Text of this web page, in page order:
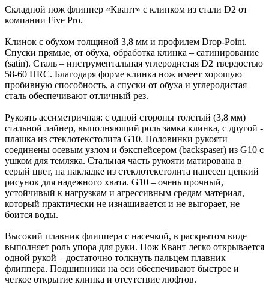
Складной нож флиппер «Квант» с клинком из стали D2 от
компании Five Pro.
Клинок с обухом толщиной 3,8 мм и профилем Drop-Point.
Спуски прямые, от обуха, обработка клинка – сатинирование
(satin). Сталь – инструментальная углеродистая D2 твердостью
58-60 HRC. Благодаря форме клинка нож имеет хорошую
пробивную способность, а спуски от обуха и углеродистая
сталь обеспечивают отличный рез.
Рукоять ассиметричная: с одной стороны толстый (3,8 мм)
стальной лайнер, выполняющий роль замка клинка, с другой -
плашка из стеклотекстолита G10. Половинки рукояти
соединены осевым узлом и бэкспейсером (backspaser) из G10 с
ушком для темляка. Стальная часть рукояти матирована в
серый цвет, на накладке из стеклотекстолита нанесен цепкий
рисунок для надежного хвата. G10 – очень прочный,
устойчивый к нагрузкам и агрессивным средам материал,
который практически не изнашивается и не выгорает, не
боится воды.
Высокий плавник флиппера с насечкой, в раскрытом виде
выполняет роль упора для руки. Нож Квант легко открывается
одной рукой – достаточно толкнуть пальцем плавник
флиппера. Подшипники на оси обеспечивают быстрое и
четкое открытие клинка и отсутствие люфтов.